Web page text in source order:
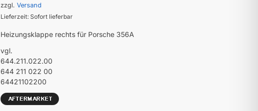
zzgl.Versand
Lieferzeit: Sofort lieferbar
Heizungsklappe rechts für Porsche 356A
vgl.
644.211.022.00
644 211 022 00
64421102200